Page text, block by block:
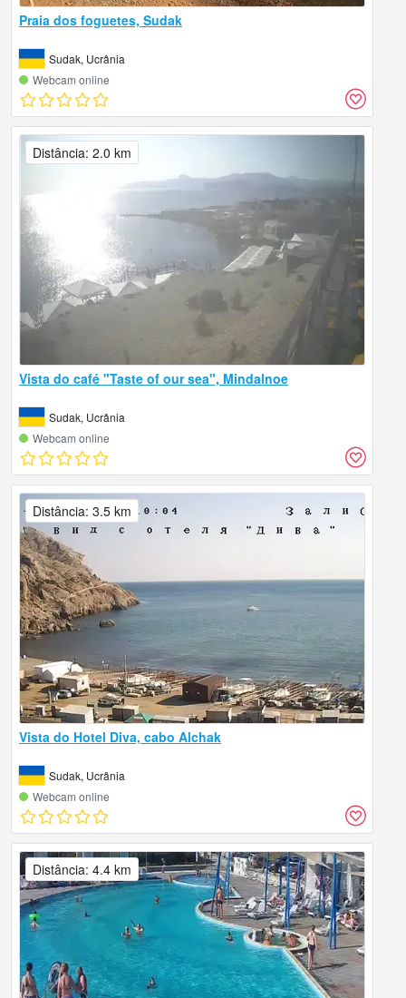
Praia dos foguetes, Sudak
Sudak, Ucrânia
Webcam online
Vista do café "Taste of our sea", Mindalnoe
Sudak, Ucrânia
Webcam online
Distância: 2.0 km
Vista do Hotel Diva, cabo Alchak
Sudak, Ucrânia
Webcam online
Distância: 3.5 km
Distância: 4.4 km